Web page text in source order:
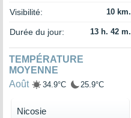
Visibilité: 10 km.
Durée du jour: 13 h. 42 m.
TEMPÉRATURE
MOYENNE
Août
34.9°C 25.9°C
Nicosie